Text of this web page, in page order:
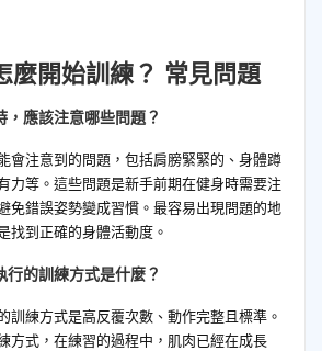
麼開始訓練？ 常見問題
，應該注意哪些問題？
會注意到的問題，包括肩膀緊緊的、身體蹲
力等。這些問題是新手前期在健身時需要注
免錯誤姿勢變成習慣。最容易出現問題的地
找到正確的身體活動度。
行的訓練方式是什麼？
訓練方式是高反覆次數、動作完整且標準。
方式，在練習的過程中，肌肉已經在成長